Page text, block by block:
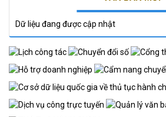
Dữ liệu đang được cập nhật